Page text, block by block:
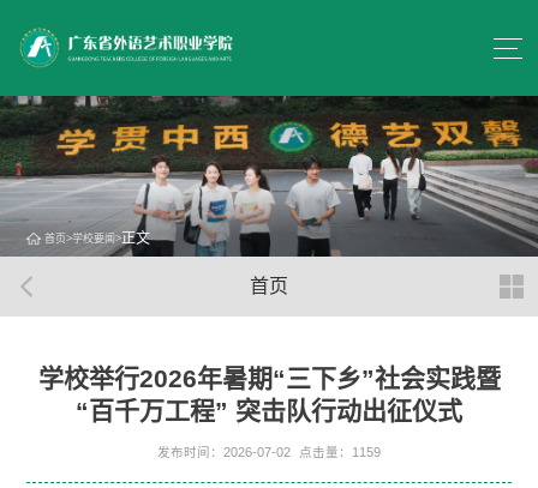
首页>学校要闻>正文
首页
学校举行2026年暑期“三下乡”社会实践暨
“百千万工程” 突击队行动出征仪式
发布时间：2026-07-02 点击量： 1159